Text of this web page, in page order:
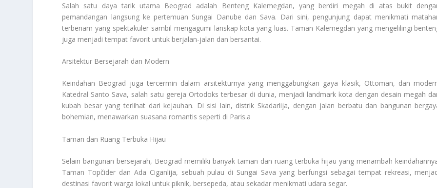
Salah satu daya tarik utama Beograd adalah Benteng Kalemegdan, yang berdiri megah di atas bukit
pemandangan langsung ke pertemuan Sungai Danube dan Sava. Dari sini, pengunjung dapat menikmati
terbenam yang spektakuler sambil mengagumi lanskap kota yang luas. Taman Kalemegdan yang mengelilingi
juga menjadi tempat favorit untuk berjalan-jalan dan bersantai.
Arsitektur Bersejarah dan Modern
Keindahan Beograd juga tercermin dalam arsitekturnya yang menggabungkan gaya klasik, Ottoman, dan
Katedral Santo Sava, salah satu gereja Ortodoks terbesar di dunia, menjadi landmark kota dengan desain megah
kubah besar yang terlihat dari kejauhan. Di sisi lain, distrik Skadarlija, dengan jalan berbatu dan bangunan
bohemian, menawarkan suasana romantis seperti di Paris.a
Taman dan Ruang Terbuka Hijau
Selain bangunan bersejarah, Beograd memiliki banyak taman dan ruang terbuka hijau yang menambah
Taman Topčider dan Ada Ciganlija, sebuah pulau di Sungai Sava yang berfungsi sebagai tempat rekreasi,
destinasi favorit warga lokal untuk piknik, bersepeda, atau sekadar menikmati udara segar.